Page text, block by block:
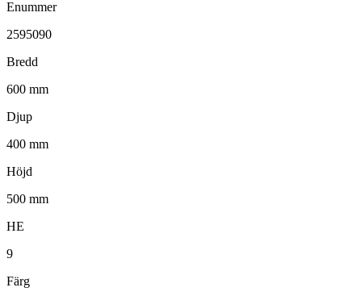
Enummer
2595090
Bredd
600 mm
Djup
400 mm
Höjd
500 mm
HE
9
Färg